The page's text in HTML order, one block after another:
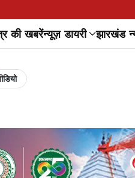
की खबरेंन्यूज़ डायरी झारखंड